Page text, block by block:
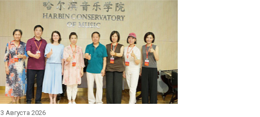
3 Августа 2026